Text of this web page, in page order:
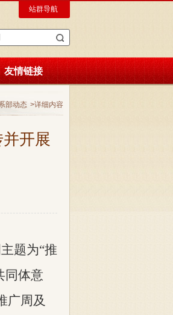
站群导航
友情链接
部动态 >详细内容
开展
题为“推
同体意
广周及